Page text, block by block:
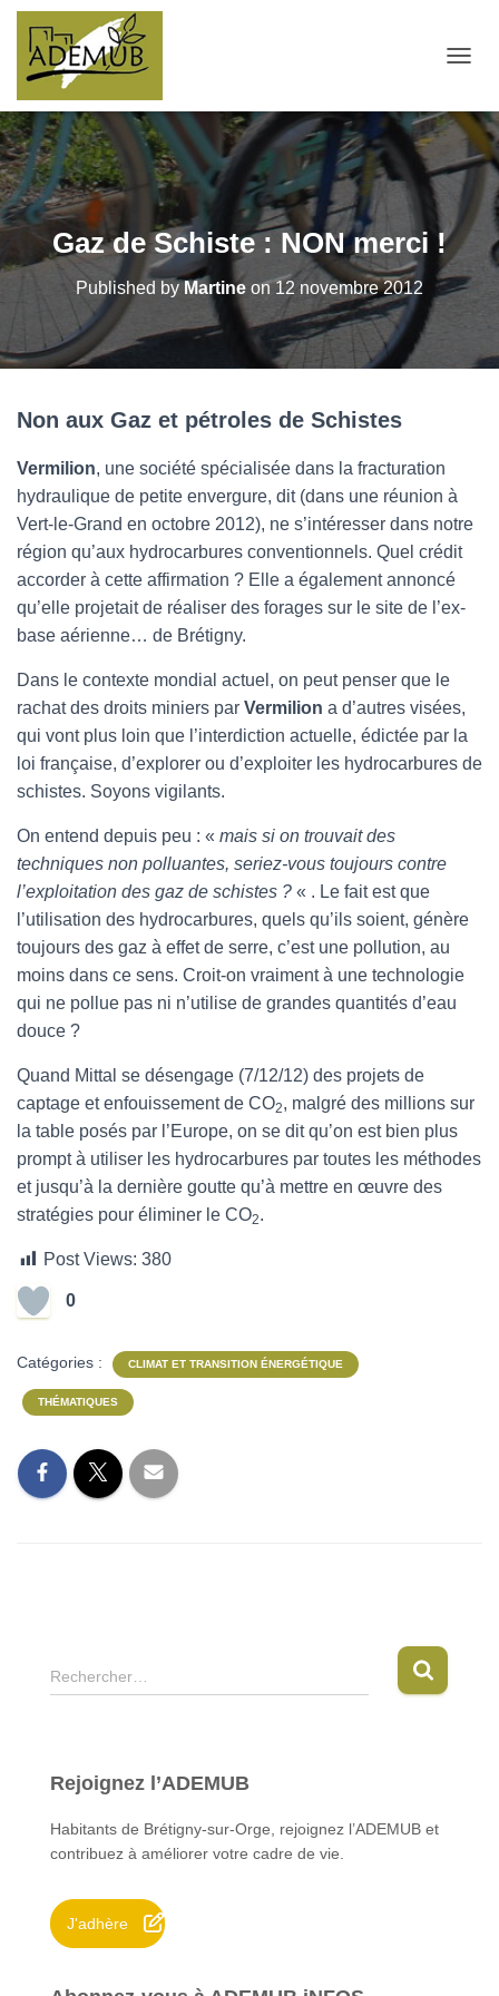
Gaz de Schiste : NON merci !
Published byMartine on12 novembre 2012
Non aux Gaz et pétroles de Schistes
Vermilion, une société spécialisée dans la fracturation
hydraulique de petite envergure, dit (dans une réunion à
Vert-le-Grand en octobre 2012), ne s’intéresser dans notre
région qu’aux hydrocarbures conventionnels. Quel crédit
accorder à cette affirmation ? Elle a également annoncé
qu’elle projetait de réaliser des forages sur le site de l’ex-
base aérienne… de Brétigny.
Dans le contexte mondial actuel, on peut penser que le
rachat des droits miniers par Vermilion a d’autres visées,
qui vont plus loin que l’interdiction actuelle, édictée par la
loi française, d’explorer ou d’exploiter les hydrocarbures de
schistes. Soyons vigilants.
On entend depuis peu : « mais si on trouvait des
techniques non polluantes, seriez-vous toujours contre
l’exploitation des gaz de schistes ? « . Le fait est que
l’utilisation des hydrocarbures, quels qu’ils soient, génère
toujours des gaz à effet de serre, c’est une pollution, au
moins dans ce sens. Croit-on vraiment à une technologie
qui ne pollue pas ni n’utilise de grandes quantités d’eau
douce ?
Quand Mittal se désengage (7/12/12) des projets de
captage et enfouissement de CO2, malgré des millions sur
la table posés par l’Europe, on se dit qu’on est bien plus
prompt à utiliser les hydrocarbures par toutes les méthodes
et jusqu’à la dernière goutte qu’à mettre en œuvre des
stratégies pour éliminer le CO2.
Post Views: 380
0
Catégories : CLIMAT ET TRANSITION ÉNERGÉTIQUE
THÉMATIQUES
R
e
r
h
e
:
Rechercher…
Rejoignez l’ADEMUB
Habitants de Brétigny-sur-Orge, rejoignez l’ADEMUB et
contribuez à améliorer votre cadre de vie.
J'adhère